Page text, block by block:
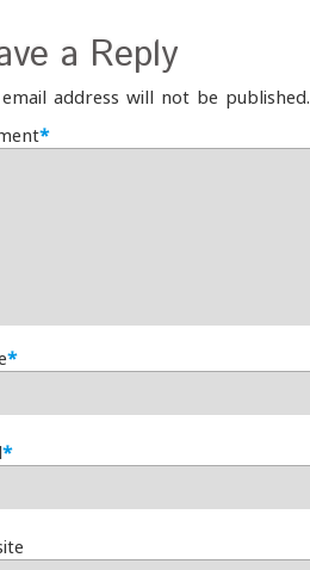
a Reply
address will not be published.
*
*
*